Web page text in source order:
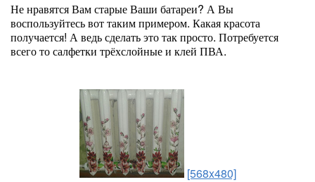
Не нравятся Вам старые Ваши батареи? А Вы
воспользуйтесь вот таким примером. Какая красота
получается! А ведь сделать это так просто. Потребуется
всего то салфетки трёхслойные и клей ПВА.
[568x480]